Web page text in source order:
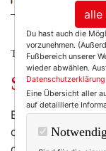
THE CURVY
Schönheit
Es ist
der alles
alle
Du hast auch die
vorzunehmen.
Fußbereich unserer
wieder abwählen.
Datenschutzerklärung
Eine Übersicht aller
auf detaillierte